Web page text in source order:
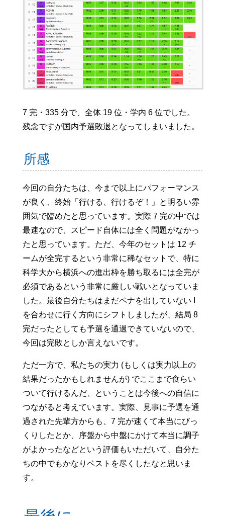
7 完・335 分で、全体 19 位・学内 6 位でした。
残念ですが国内予選敗退となってしまいました。
所感
今回の自分たちは、今まで以上にパフォーマンス
が良く、終始「行ける、行けるぞ！」と明るい雰
囲気で臨めたと思っています。実際 7 完の中では
最速なので、スピード自体には全く問題がなかっ
たと思っています。ただ、今年のセットは 12 チ
ームが全完するという非常に稀なセットで、特に
科学大から横浜への進出枠を勝ち取るには全完が
必須であるという非常に厳しい戦いとなっていま
した。最後自分たちはまだペナを出していない I
を合わせに行く方向にシフトしましたが、結局 8
完だったとしても予選を通過できていないので、
今回は完敗としか言えないです。
ただ一方で、私たちの実力 (もしくは実力以上の
結果だったかもしれませんが) でここまで食らい
ついて行けるんだ、ということは今後への自信に
つながると考えています。実際、見事に予選を通
過された先輩方からも、7 完が速くて本当にびっ
くりしたとか、序盤から中盤にかけて本当に調子
がよかったなどという評価もいただいて、自分た
ちの中でもかなりベストを尽くしたなと思いま
す。